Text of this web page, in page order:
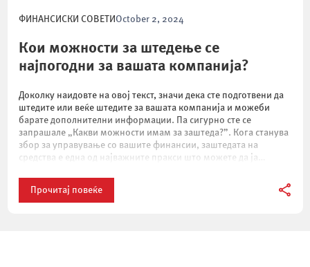
ФИНАНСИСКИ СОВЕТИ October 2, 2024
Кои можности за штедење се
најпогодни за вашата компанија?
Доколку наидовте на овој текст, значи дека сте подготвени да
штедите или веќе штедите за вашата компанија и можеби
барате дополнителни информации. Па сигурно сте се
запрашале „Какви можности имам за заштеда?”. Кога станува
збор за управување со вашите финансии, заштедата на
средства е една од најважните пракси што можете да ја
Прочитај повеќе